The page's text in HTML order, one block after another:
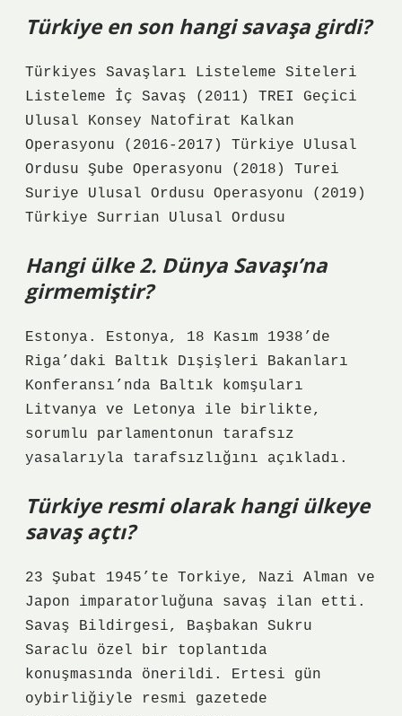
Türkiye en son hangi savaşa girdi?
Türkiyes Savaşları Listeleme Siteleri
Listeleme İç Savaş (2011) TREI Geçici
Ulusal Konsey Natofirat Kalkan
Operasyonu (2016-2017) Türkiye Ulusal
Ordusu Şube Operasyonu (2018) Turei
Suriye Ulusal Ordusu Operasyonu (2019)
Türkiye Surrian Ulusal Ordusu
Hangi ülke 2. Dünya Savaşı’na
girmemiştir?
Estonya. Estonya, 18 Kasım 1938’de
Riga’daki Baltık Dışişleri Bakanları
Konferansı’nda Baltık komşuları
Litvanya ve Letonya ile birlikte,
sorumlu parlamentonun tarafsız
yasalarıyla tarafsızlığını açıkladı.
Türkiye resmi olarak hangi ülkeye
savaş açtı?
23 Şubat 1945’te Torkiye, Nazi Alman ve
Japon imparatorluğuna savaş ilan etti.
Savaş Bildirgesi, Başbakan Sukru
Saraclu özel bir toplantıda
konuşmasında önerildi. Ertesi gün
oybirliğiyle resmi gazetede